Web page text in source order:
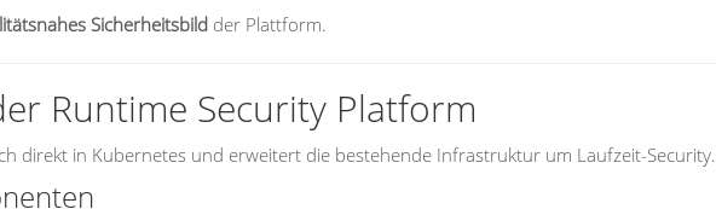
Sicherheitsbild der Plattform.
Runtime Security Platform
direkt in Kubernetes und erweitert die bestehende Infrastruktur um Laufzeit-Security.